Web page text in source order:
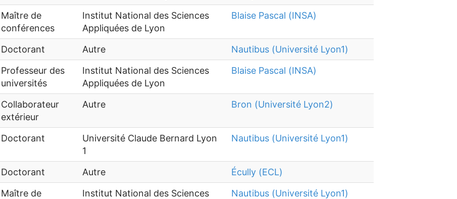
Maître de
conférences
Institut National des Sciences
Appliquées de Lyon
Blaise Pascal (INSA)
Doctorant Autre
Nautibus (Université Lyon1)
Professeur des
universités
Institut National des Sciences
Appliquées de Lyon
Blaise Pascal (INSA)
Collaborateur
extérieur
Autre Bron (Université Lyon2)
Doctorant
Université Claude Bernard Lyon
1
Nautibus (Université Lyon1)
Doctorant Autre
Écully (ECL)
Maître de
Institut National des Sciences
Nautibus (Université Lyon1)